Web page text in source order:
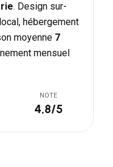
. Design sur-
hébergement
moyenne 7
mensuel
NOTE
4,8/5